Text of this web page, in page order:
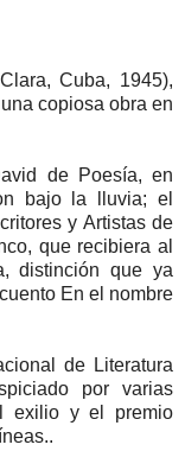
Cuba, 1945),
copiosa obra en
de Poesía, en
bajo la lluvia; el
y Artistas de
que recibiera al
distinción que ya
En el nombre
de Literatura
por varias
exilio y el premio